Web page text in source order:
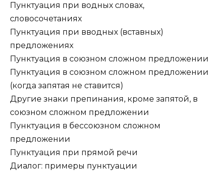
Пунктуация при водных словах,
словосочетаниях
Пунктуация при вводных (вставных)
предложениях
Пунктуация в союзном сложном предложении
Пунктуация в союзном сложном предложении
(когда запятая не ставится)
Другие знаки препинания, кроме запятой, в
союзном сложном предложении
Пунктуация в бессоюзном сложном
предложении
Пунктуация при прямой речи
Диалог: примеры пунктуации